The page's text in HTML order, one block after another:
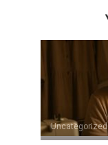
Uncategorized